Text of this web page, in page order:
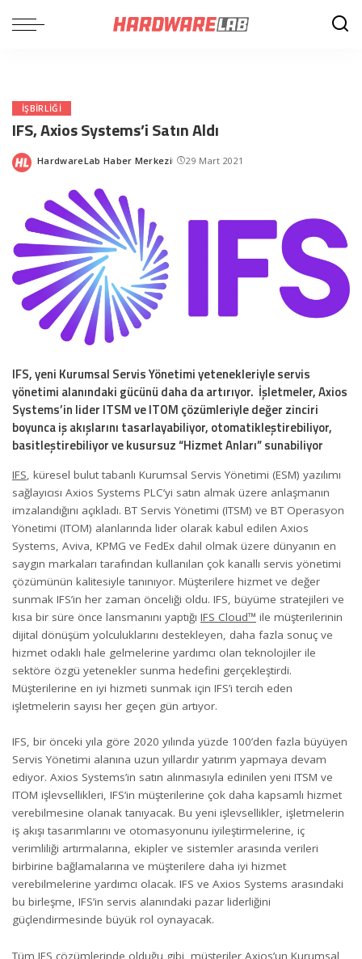
IŞBIRLIĞI
IFS, Axios Systems’i Satın Aldı
Posted
HardwareLab Haber Merkezi 29 Mart 2021
IFS, yeni Kurumsal Servis Yönetimi yetenekleriyle servis
yönetimi alanındaki gücünü daha da artırıyor. İşletmeler, Axios
Systems’in lider ITSM ve ITOM çözümleriyle değer zinciri
boyunca iş akışlarını tasarlayabiliyor, otomatikleştirebiliyor,
basitleştirebiliyor ve kusursuz “Hizmet Anları” sunabiliyor
IFS, küresel bulut tabanlı Kurumsal Servis Yönetimi (ESM) yazılımı
sağlayıcısı Axios Systems PLC’yi satın almak üzere anlaşmanın
imzalandığını açıkladı. BT Servis Yönetimi (ITSM) ve BT Operasyon
Yönetimi (ITOM) alanlarında lider olarak kabul edilen Axios
Systems, Aviva, KPMG ve FedEx dahil olmak üzere dünyanın en
saygın markaları tarafından kullanılan çok kanallı servis yönetimi
çözümünün kalitesiyle tanınıyor. Müşterilere hizmet ve değer
sunmak IFS’in her zaman önceliği oldu. IFS, büyüme stratejileri ve
kısa bir süre önce lansmanını yaptığı IFS Cloud™ ile müşterilerinin
dijital dönüşüm yolculuklarını destekleyen, daha fazla sonuç ve
hizmet odaklı hale gelmelerine yardımcı olan teknolojiler ile
sektöre özgü yetenekler sunma hedefini gerçekleştirdi.
Müşterilerine en iyi hizmeti sunmak için IFS’i tercih eden
işletmelerin sayısı her geçen gün artıyor.
IFS, bir önceki yıla göre 2020 yılında yüzde 100’den fazla büyüyen
Servis Yönetimi alanına uzun yıllardır yatırım yapmaya devam
ediyor. Axios Systems’in satın alınmasıyla edinilen yeni ITSM ve
ITOM işlevsellikleri, IFS’in müşterilerine çok daha kapsamlı hizmet
verebilmesine olanak tanıyacak. Bu yeni işlevsellikler, işletmelerin
iş akışı tasarımlarını ve otomasyonunu iyileştirmelerine, iç
verimliliği artırmalarına, ekipler ve sistemler arasında verileri
birbirine bağlamalarına ve müşterilere daha iyi hizmet
verebilmelerine yardımcı olacak. IFS ve Axios Systems arasındaki
bu birleşme, IFS’in servis alanındaki pazar liderliğini
güçlendirmesinde büyük rol oynayacak.
Tüm IFS çözümlerinde olduğu gibi, müşteriler Axios’un Kurumsal